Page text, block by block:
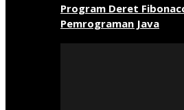
Program Deret
Pemrograman Java